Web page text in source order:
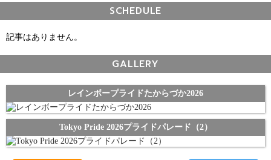
SCHEDULE
記事はありません。
GALLERY
レインボープライドたからづか2026
Tokyo Pride 2026プライドパレード（2）